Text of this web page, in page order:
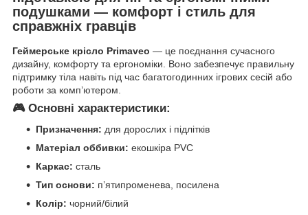
подушками — комфорт і стиль для
справжніх гравців
Геймерське крісло Primaveo — це поєднання сучасного
дизайну, комфорту та ергономіки. Воно забезпечує правильну
підтримку тіла навіть під час багатогодинних ігрових сесій або
роботи за комп’ютером.
🎮 Основні характеристики:
Призначення: для дорослих і підлітків
Матеріал оббивки: екошкіра PVC
Каркас: сталь
Тип основи: п’ятипроменева, посилена
Колір: чорний/білий